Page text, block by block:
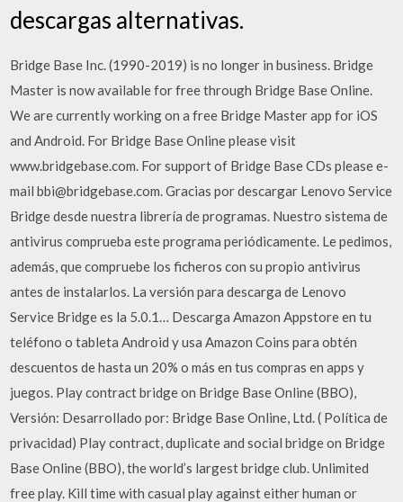
descargas alternativas.
Bridge Base Inc. (1990-2019) is no longer in business. Bridge
Master is now available for free through Bridge Base Online.
We are currently working on a free Bridge Master app for iOS
and Android. For Bridge Base Online please visit
www.bridgebase.com. For support of Bridge Base CDs please e-
mail bbi@bridgebase.com. Gracias por descargar Lenovo Service
Bridge desde nuestra librería de programas. Nuestro sistema de
antivirus comprueba este programa periódicamente. Le pedimos,
además, que compruebe los ficheros con su propio antivirus
antes de instalarlos. La versión para descarga de Lenovo
Service Bridge es la 5.0.1… Descarga Amazon Appstore en tu
teléfono o tableta Android y usa Amazon Coins para obtén
descuentos de hasta un 20% o más en tus compras en apps y
juegos. Play contract bridge on Bridge Base Online (BBO),
Versión: Desarrollado por: Bridge Base Online, Ltd. ( Política de
privacidad) ‎Play contract, duplicate and social bridge on Bridge
Base Online (BBO), the world’s largest bridge club. Unlimited
free play. Kill time with casual play against either human or